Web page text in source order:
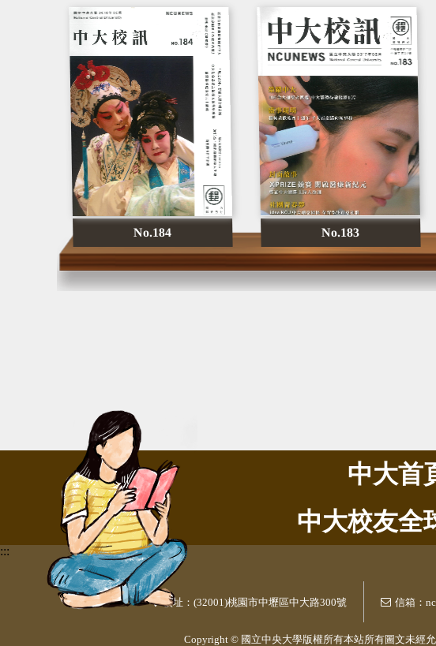
No.184 No.183
中大首
中大校友全
:::
校址：(32001)桃園市中壢區中大路300號 信箱：
Copyright © 國立中央大學版權所有本站所有圖文未經